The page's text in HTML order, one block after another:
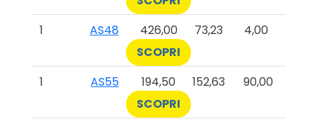
1
AS48 426,00 73,23
4,00
SCOPRI
1
AS55 194,50 152,63
90,00
SCOPRI